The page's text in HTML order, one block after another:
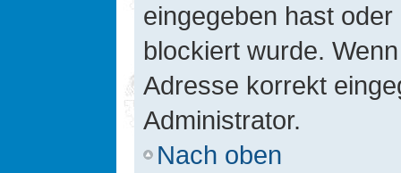
eingegeben hast
blockiert wurde.
Adresse korrekt
Administrator.
Nach oben